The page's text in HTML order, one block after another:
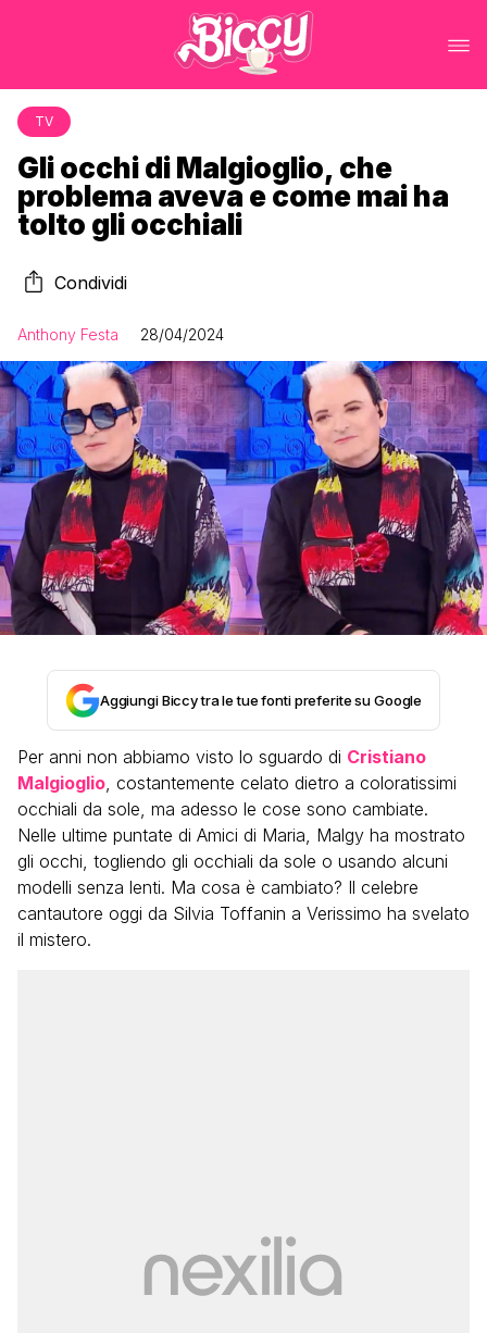
TV
Gli occhi di Malgioglio, che
problema aveva e come mai ha
tolto gli occhiali
Condividi
Anthony Festa 28/04/2024
Aggiungi Biccy tra le tue fonti preferite su Google
Per anni non abbiamo visto lo sguardo di Cristiano
Malgioglio, costantemente celato dietro a coloratissimi
occhiali da sole, ma adesso le cose sono cambiate.
Nelle ultime puntate di Amici di Maria, Malgy ha mostrato
gli occhi, togliendo gli occhiali da sole o usando alcuni
modelli senza lenti. Ma cosa è cambiato? Il celebre
cantautore oggi da Silvia Toffanin a Verissimo ha svelato
il mistero.